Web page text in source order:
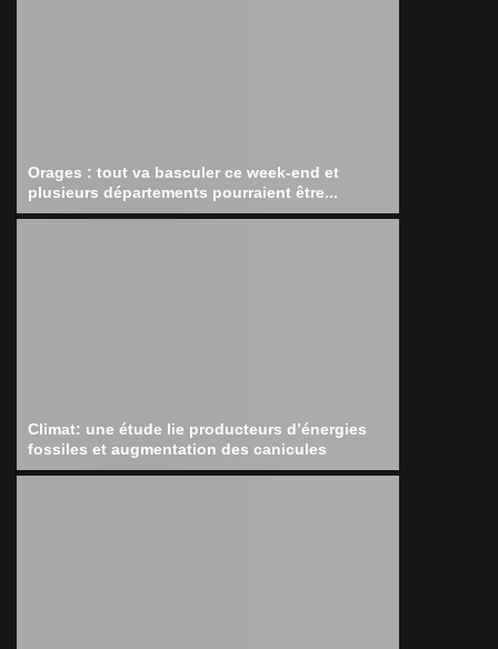
Orages : tout va basculer ce week-end et
plusieurs départements pourraient être...
Climat: une étude lie producteurs d’énergies
fossiles et augmentation des canicules